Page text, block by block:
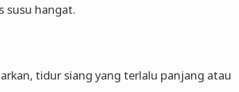
susu hangat.
tidur siang yang terlalu panjang atau